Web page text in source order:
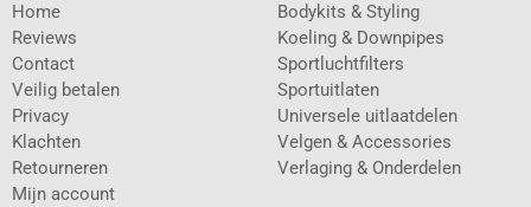
Bodykits & Styling
Koeling & Downpipes
Sportluchtfilters
Sportuitlaten
Universele uitlaatdelen
Velgen & Accessories
Verlaging & Onderdelen
Home
Reviews
Contact
Veilig betalen
Privacy
Klachten
Retourneren
Mijn account